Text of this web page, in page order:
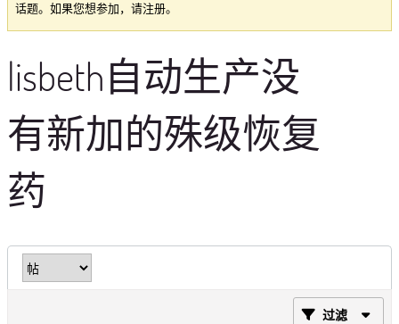
话题。如果您想参加，请注册。
lisbeth自动生产没
有新加的殊级恢复
药
过滤